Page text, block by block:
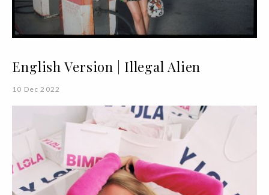
English Version | Illegal Alien
10 Dec 2022